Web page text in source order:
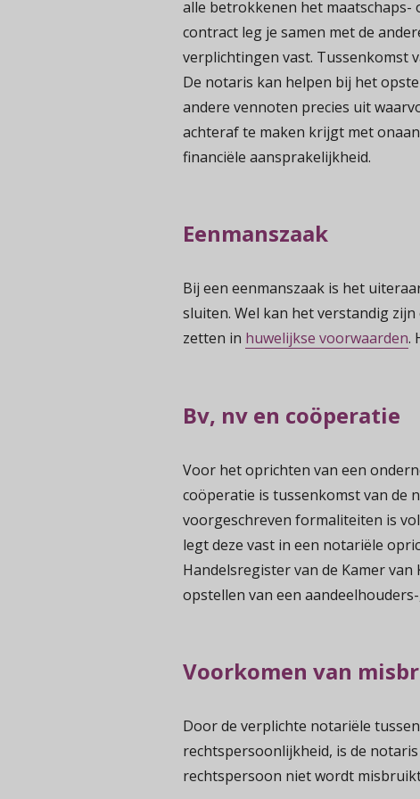
alle betrokkenen het
contract leg je samen met de
verplichtingen vast. Tussenkomst
De notaris kan helpen bij het
andere vennoten precies uit
achteraf te maken krijgt met
financiële aansprakelijkheid.
Eenmanszaak
Bij een eenmanszaak is het
sluiten. Wel kan het verstandig
zetten in huwelijkse voorwaarden.
Bv, nv en coöperatie
Voor het oprichten van een
coöperatie is tussenkomst van de
voorgeschreven formaliteiten is
legt deze vast in een notariële
Handelsregister van de Kamer
opstellen van een
Voorkomen van
Door de verplichte notariële
rechtspersoonlijkheid, is de
rechtspersoon niet wordt